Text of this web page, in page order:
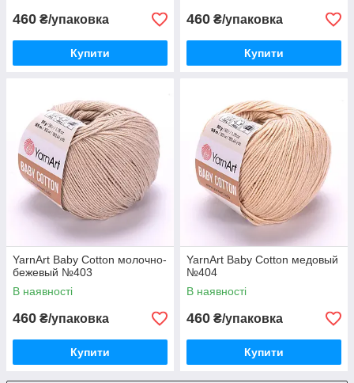
460 ₴/упаковка
Купити
460 ₴/упаковка
Купити
YarnArt Baby Cotton молочно-
бежевый №403
В наявності
460 ₴/упаковка
Купити
YarnArt Baby Cotton медовый
№404
В наявності
460 ₴/упаковка
Купити